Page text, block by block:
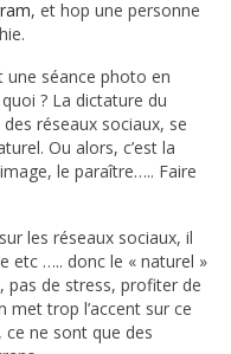
, et hop une personne
une séance photo en
? La dictature du
réseaux sociaux, se
Ou alors, c’est la
le paraître….. Faire
les réseaux sociaux, il
etc ….. donc le « naturel »
pas de stress, profiter de
met trop l’accent sur ce
ce ne sont que des